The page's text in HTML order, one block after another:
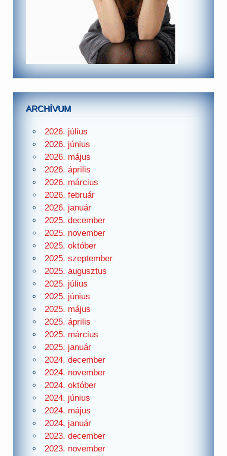
ARCHÍVUM
2026. július
2026. június
2026. május
2026. április
2026. március
2026. február
2026. január
2025. december
2025. november
2025. október
2025. szeptember
2025. augusztus
2025. július
2025. június
2025. május
2025. április
2025. március
2025. január
2024. december
2024. november
2024. október
2024. június
2024. május
2024. január
2023. december
2023. november